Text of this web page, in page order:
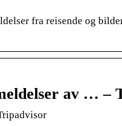
fra reisende og
av … –